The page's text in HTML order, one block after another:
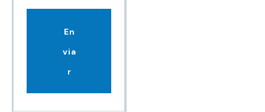
En
via
r